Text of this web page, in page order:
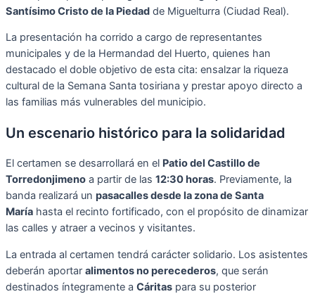
Santísimo Cristo de la Piedad de Miguelturra (Ciudad Real).
La presentación ha corrido a cargo de representantes
municipales y de la Hermandad del Huerto, quienes han
destacado el doble objetivo de esta cita: ensalzar la riqueza
cultural de la Semana Santa tosiriana y prestar apoyo directo a
las familias más vulnerables del municipio.
Un escenario histórico para la solidaridad
El certamen se desarrollará en el Patio del Castillo de
Torredonjimeno a partir de las 12:30 horas. Previamente, la
banda realizará un pasacalles desde la zona de Santa
María hasta el recinto fortificado, con el propósito de dinamizar
las calles y atraer a vecinos y visitantes.
La entrada al certamen tendrá carácter solidario. Los asistentes
deberán aportar alimentos no perecederos, que serán
destinados íntegramente a Cáritas para su posterior